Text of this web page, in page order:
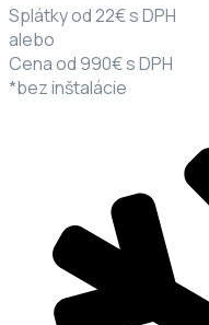
Splátky od 22€ s DPH
alebo
Cena od 990€ s DPH
*bez inštalácie